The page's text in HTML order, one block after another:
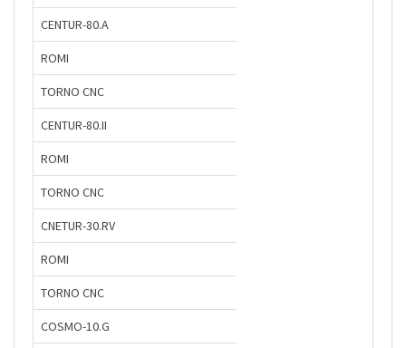
CENTUR-80.A
ROMI
TORNO CNC
CENTUR-80.II
ROMI
TORNO CNC
CNETUR-30.RV
ROMI
TORNO CNC
COSMO-10.G